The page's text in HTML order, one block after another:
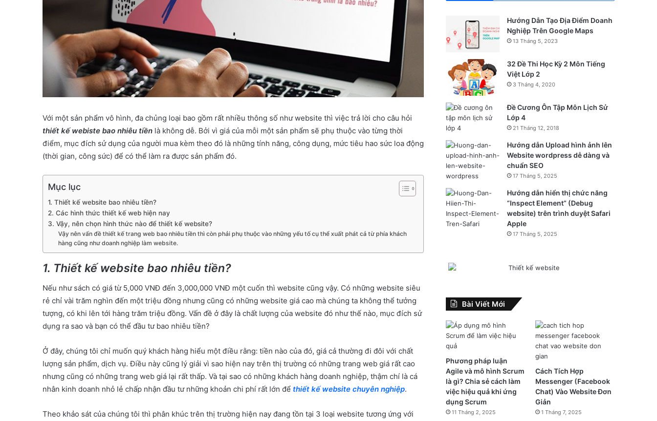
Với một sản phẩm vô hình, đa chủng loại bao gồm rất nhiều thông số như website thì việc trả lời cho câu hỏi
thiết kế webiste bao nhiêu tiền là không dễ. Bởi vì giá của mỗi một sản phẩm sẽ phụ thuộc vào từng thời
điểm, mục đích sử dụng của người mua kèm theo đó là những tính năng, công dụng, mức tiêu hao sức loa động
(thời gian, công sức) để có thể làm ra được sản phẩm đó.
Mục lục
1. Thiết kế website bao nhiêu tiền?
2. Các hình thức thiết kế web hiện nay
3. Vậy, nên chọn hình thức nào để thiết kế website?
Vậy nên vấn đề thiết kế trang web bao nhiêu tiền thì còn phải phụ thuộc vào những yếu tố cụ thể xuất phát cả từ phía khách
hàng cũng như doanh nghiệp làm website.
1. Thiết kế website bao nhiêu tiền?
Nếu như sách có giá từ 5,000 VNĐ đến 3,000,000 VNĐ một cuốn thì website cũng vậy. Có những website siêu
rẻ chỉ vài trăm nghìn đến một triệu đồng nhưng cũng có những website giá cao mà chúng ta không thể tưởng
tượng, có khi lên tới hàng trăm triệu đồng. Vấn đề ở đây là chất lượng của website đó như thế nào, mục đích sử
dụng ra sao và bạn có thể đầu tư bao nhiêu tiền?
Ở đây, chúng tôi chỉ muốn quý khách hàng hiểu một điều rằng: tiền nào của đó, giá cả thường đi đôi với chất
lượng sản phẩm, dịch vụ. Điều này cũng lý giải vì sao hiện nay trên thị trường có những trang web giá rất cao
nhưng cũng có những trang web giá lại rất thấp. Và tại sao có những khách hàng doanh nghiệp, thậm chí là cá
nhân kinh doanh nhỏ lẻ chấp nhận đầu tư những khoản chi phí rất lớn để thiết kế website chuyên nghiệp.
Theo khảo sát của chúng tôi thì phân khúc trên thị trường hiện nay đang tồn tại 3 loại website tương ứng với
Hướng Dẫn Tạo Địa Điểm Doanh
Nghiệp Trên Google Maps
13 Tháng 5, 2023
32 Đề Thi Học Kỳ 2 Môn Tiếng
Việt Lớp 2
3 Tháng 4, 2020
Đề Cương Ôn Tập Môn Lịch Sử
Lớp 4
21 Tháng 12, 2018
Hướng dẫn Upload hình ảnh lên
Website wordpress dễ dàng và
chuẩn SEO
17 Tháng 5, 2025
Hướng dẫn hiển thị chức năng
“Inspect Element” (Debug
website) trên trình duyệt Safari
Apple
17 Tháng 5, 2025
Bài Viết Mới
Phương pháp luận
Agile và mô hình Scrum
là gì? Chia sẻ cách làm
việc hiệu quả khi ứng
dụng Scrum
11 Tháng 2, 2025
Cách Tích Hợp
Messenger (Facebook
Chat) Vào Website Đơn
Giản
1 Tháng 7, 2025